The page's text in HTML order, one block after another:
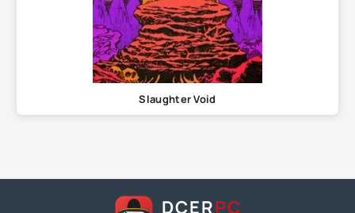
Slaughter Void
DCERPC